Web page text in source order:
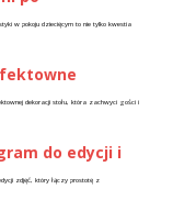
w pokoju dziecięcym to nie tylko kwestia
dekoracji stołu, która zachwyci gości i
do edycji i
zdjęć, który łączy prostotę z